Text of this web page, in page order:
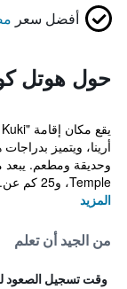
أفضل سعر
حول هوتل
أرينا، ويتميز
Temple، و25 كم عن...
المزيد
من الجيد أن تعلم
وقت تسجيل الصعود